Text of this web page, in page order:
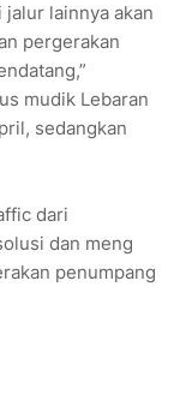
lainnya akan
pergerakan
mudik Lebaran
sedangkan
dari
dan meng
penumpang